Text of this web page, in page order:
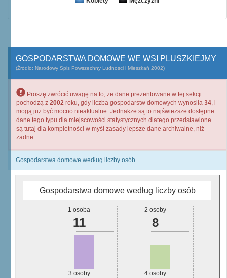
GOSPODARSTWA DOMOWE WE WSI PLUSZKIEJMY
(Źródło: Narodowy Spis Powszechny Ludności i Mieszkań 2002)
Proszę zwrócić uwagę na to, że dane prezentowane w tej sekcji
pochodzą z 2002 roku, gdy liczba gospodarstw domowych wynosiła 34, i
mogą już być mocno nieaktualne. Jednakże są to najświeższe dostępne
dane tego typu dla miejscowości statystycznych dlatego przedstawione
są tutaj dla kompletności w myśl zasady lepsze dane archiwalne, niż
żadne.
Gospodarstwa domowe według liczby osób
Gospodarstwa domowe według liczby osób
1 osoba
11
2 osoby
8
3 osoby 4 osoby